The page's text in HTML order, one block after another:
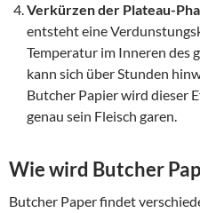
Verkürzen der Plateau-
entsteht eine
Temperatur im Inneren des
kann sich über Stunden
Butcher Papier wird dieser
genau sein Fleisch garen.
Wie wird Butcher
Butcher Paper findet